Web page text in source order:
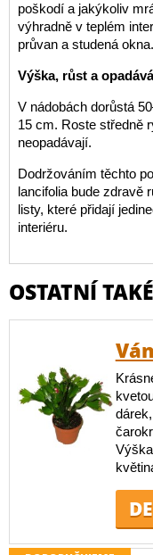
poškodí a jakýkoliv
výhradně v teplém
průvan a studená
Výška, růst a
V nádobách dorůstá
15 cm. Roste středně
neopadávají.
Dodržováním těchto
lancifolia bude zdravě
listy, které přidají
interiéru.
OSTATNÍ